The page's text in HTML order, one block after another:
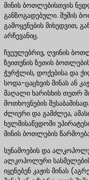
მინის ბოთლებისთვის
განზოგადებული. შუშის
გამოყენების მიხედვით,
არჩევანიც.
ჩვეულებრივ, ღვინის
ზეითუნის ზეთის
ჭურჭლის, დოქებისა და
სოდა-ცაცხვის მინას ან
მაღალი ხარისხის თეთრ
მოთხოვნების
ძლიერი და გამძლეა,
ხელმისაწვდომი
მინის ბოთლების
სუნამოების და
ალკოჰოლური
იყენებენ კაჟის მინას